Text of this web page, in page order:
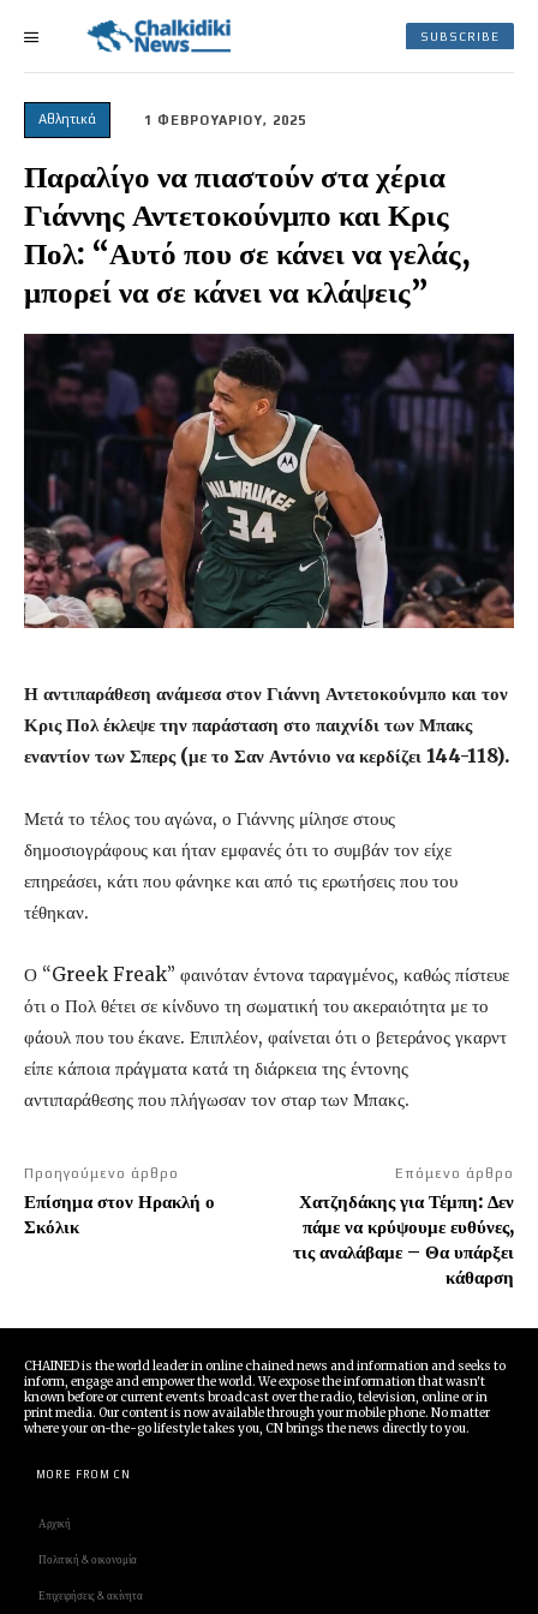
SUBSCRIBE
Αθλητικά 1 ΦΕΒΡΟΥΑΡΙΟΥ, 2025
Παραλίγο να πιαστούν στα χέρια
Γιάννης Αντετοκούνμπο και Κρις
Πολ: “Αυτό που σε κάνει να γελάς,
μπορεί να σε κάνει να κλάψεις”
Η αντιπαράθεση ανάμεσα στον Γιάννη Αντετοκούνμπο και τον
Κρις Πολ έκλεψε την παράσταση στο παιχνίδι των Μπακς
εναντίον των Σπερς (με το Σαν Αντόνιο να κερδίζει 144-118).
Μετά το τέλος του αγώνα, ο Γιάννης μίλησε στους
δημοσιογράφους και ήταν εμφανές ότι το συμβάν τον είχε
επηρεάσει, κάτι που φάνηκε και από τις ερωτήσεις που του
τέθηκαν.
Ο “Greek Freak” φαινόταν έντονα ταραγμένος, καθώς πίστευε
ότι ο Πολ θέτει σε κίνδυνο τη σωματική του ακεραιότητα με το
φάουλ που του έκανε. Επιπλέον, φαίνεται ότι ο βετεράνος γκαρντ
είπε κάποια πράγματα κατά τη διάρκεια της έντονης
αντιπαράθεσης που πλήγωσαν τον σταρ των Μπακς.
Προηγούμενο άρθρο
Επίσημα στον Ηρακλή ο
Σκόλικ
Επόμενο άρθρο
Χατζηδάκης για Τέμπη: Δεν
πάμε να κρύψουμε ευθύνες,
τις αναλάβαμε – Θα υπάρξει
κάθαρση
CHAINED is the world leader in online chained news and information and seeks to
inform, engage and empower the world. We expose the information that wasn't
known before or current events broadcast over the radio, television, online or in
print media. Our content is now available through your mobile phone. No matter
where your on-the-go lifestyle takes you, CN brings the news directly to you.
MORE FROM CN
Αρχική
Πολιτική & οικονομία
Επιχειρήσεις & ακίνητα